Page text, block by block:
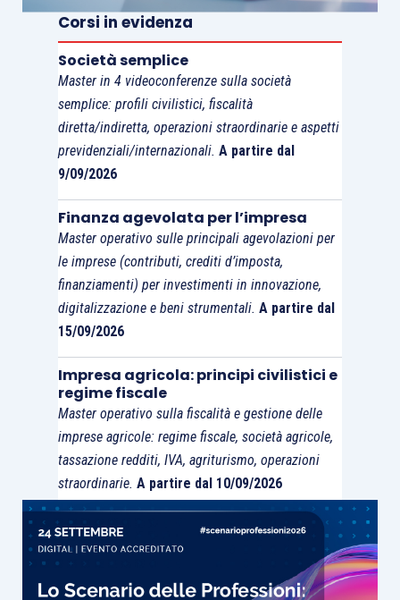
Corsi in evidenza
Società semplice
Master in 4 videoconferenze sulla società
semplice: profili civilistici, fiscalità
diretta/indiretta, operazioni straordinarie e aspetti
previdenziali/internazionali. A partire dal
9/09/2026
Finanza agevolata per l’impresa
Master operativo sulle principali agevolazioni per
le imprese (contributi, crediti d’imposta,
finanziamenti) per investimenti in innovazione,
digitalizzazione e beni strumentali. A partire dal
15/09/2026
Impresa agricola: principi civilistici e
regime fiscale
Master operativo sulla fiscalità e gestione delle
imprese agricole: regime fiscale, società agricole,
tassazione redditi, IVA, agriturismo, operazioni
straordinarie. A partire dal 10/09/2026